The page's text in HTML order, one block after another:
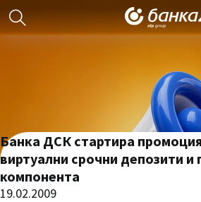
Банка ДСК стартира
виртуални срочни депозити и
компонента
19.02.2009